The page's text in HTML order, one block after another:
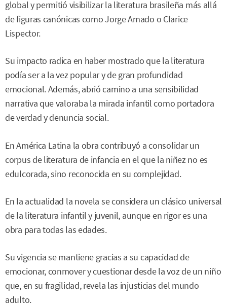
global y permitió visibilizar la literatura brasileña más allá
de figuras canónicas como Jorge Amado o Clarice
Lispector.
Su impacto radica en haber mostrado que la literatura
podía ser a la vez popular y de gran profundidad
emocional. Además, abrió camino a una sensibilidad
narrativa que valoraba la mirada infantil como portadora
de verdad y denuncia social.
En América Latina la obra contribuyó a consolidar un
corpus de literatura de infancia en el que la niñez no es
edulcorada, sino reconocida en su complejidad.
En la actualidad la novela se considera un clásico universal
de la literatura infantil y juvenil, aunque en rigor es una
obra para todas las edades.
Su vigencia se mantiene gracias a su capacidad de
emocionar, conmover y cuestionar desde la voz de un niño
que, en su fragilidad, revela las injusticias del mundo
adulto.